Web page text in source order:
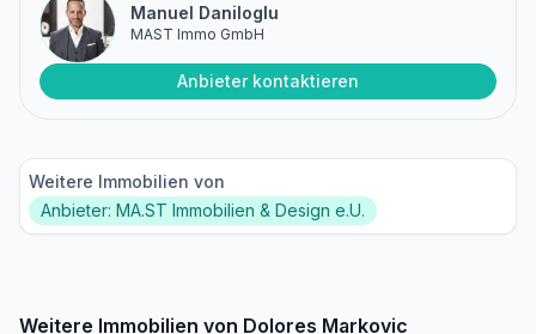
Manuel Daniloglu
MAST Immo GmbH
Anbieter kontaktieren
Weitere Immobilien von
Anbieter: MA.ST Immobilien & Design e.U.
Weitere Immobilien von Dolores Markovic